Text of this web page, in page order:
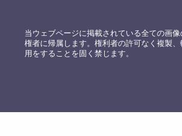
当ウェブページに掲載されている全ての画
権者に帰属します。権利者の許可なく複製
用をすることを固く禁じます。